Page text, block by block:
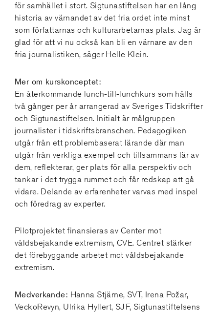
för samhället i stort. Sigtunastiftelsen har en lång
historia av värnandet av det fria ordet inte minst
som författarnas och kulturarbetarnas plats. Jag är
glad för att vi nu också kan bli en värnare av den
fria journalistiken, säger Helle Klein.
Mer om kurskonceptet:
En återkommande lunch-till-lunchkurs som hålls
två gånger per år arrangerad av Sveriges Tidskrifter
och Sigtunastiftelsen. Initialt är målgruppen
journalister i tidskriftsbranschen. Pedagogiken
utgår från ett problembaserat lärande där man
utgår från verkliga exempel och tillsammans lär av
dem, reflekterar, ger plats för alla perspektiv och
tankar i det trygga rummet och får redskap att gå
vidare. Delande av erfarenheter varvas med inspel
och föredrag av experter.
Pilotprojektet finansieras av Center mot
våldsbejakande extremism, CVE. Centret stärker
det förebyggande arbetet mot våldsbejakande
extremism.
Medverkande: Hanna Stjärne, SVT, Irena Požar,
VeckoRevyn, Ulrika Hyllert, SJF, Sigtunastiftelsens